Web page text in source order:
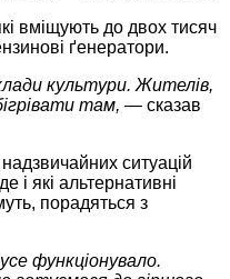
вміщують до двох тисяч
ґенератори.
культури. Жителів,
там, — сказав
ситуацій
і які альтернативні
порадяться з
функціонувало.